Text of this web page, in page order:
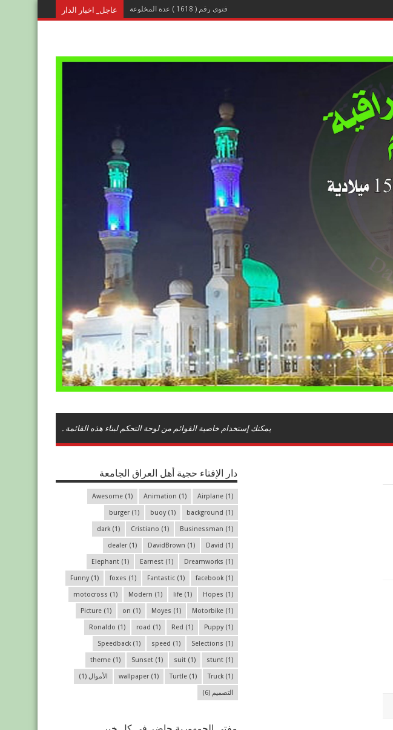
عاجل_ اخبار الدار فتوى رقم ( 1618 ) عدة المخلوعة
يمكنك إستخدام خاصية القوائم من لوحة التحكم لبناء هذه القائمة .
دار الإفتاء حجية أهل العراق الجامعة
Airplane (1)
Animation (1)
Awesome (1)
background (1)
buoy(1)
burger (1)
Businessman (1)
Cristiano (1)
dark (1)
David (1)
DavidBrown (1)
dealer (1)
Dreamworks (1)
Earnest (1)
Elephant (1)
facebook (1)
Fantastic (1)
foxes (1)
Funny(1)
Hopes (1)
life (1)
Modern (1)
motocross (1)
Motorbike (1)
Moyes (1)
on (1)
Picture (1)
Puppy(1)
Red (1)
road (1)
Ronaldo (1)
Selections (1)
speed (1)
Speedback (1)
stunt (1)
suit (1)
Sunset (1)
theme (1)
Truck (1)
Turtle (1)
wallpaper (1) الأموال (1)
التصميم (6)